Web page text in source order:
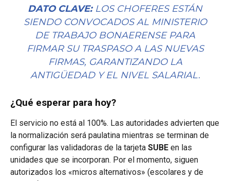
DATO CLAVE:LOS CHOFERES ESTÁN
SIENDO CONVOCADOS AL MINISTERIO
DE TRABAJO BONAERENSE PARA
FIRMAR SU TRASPASO A LAS NUEVAS
FIRMAS, GARANTIZANDO LA
ANTIGÜEDAD Y EL NIVEL SALARIAL.
¿Qué esperar para hoy?
El servicio no está al 100%. Las autoridades advierten que
la normalización será paulatina mientras se terminan de
configurar las validadoras de la tarjeta SUBE en las
unidades que se incorporan. Por el momento, siguen
autorizados los «micros alternativos» (escolares y de